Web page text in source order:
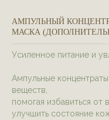
АМПУЛЬНЫЙ
МАСКА
Усиленное питание и
Ампульные
веществ,
помогая избавиться от
улучшить состояние